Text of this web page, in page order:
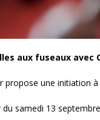
aux fuseaux avec
propose une initiation
du samedi 13